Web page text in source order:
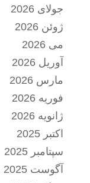
جولای 2026
ژوئن 2026
می 2026
آوریل 2026
مارس 2026
فوریه 2026
ژانویه 2026
اکتبر 2025
سپتامبر 2025
آگوست 2025